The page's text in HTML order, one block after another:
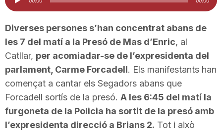
u
t
a
d'àudio
Diverses persones s’han concentrat abans de
les 7 del matí a la Presó de Mas d’Enric, al
Catllar, per acomiadar-se de l’expresidenta del
parlament, Carme Forcadell. Els manifestants han
començat a cantar els Segadors abans que
Forcadell sortís de la presó. A les 6:45 del matí la
furgoneta de la Policia ha sortit de la presó amb
l’expresidenta direcció a Brians 2. Tot i això